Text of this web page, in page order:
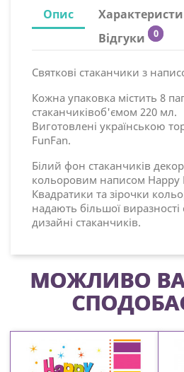
Опис
Відгуки
0
Святкові стаканчики з
Кожна упаковка містить 8
стаканчиківоб'ємом 220 мл.
Виготовлені українською
FunFan.
Білий фон стаканчиків
кольоровим написом Happy
Квадратики та зірочки
надають більшої
дизайні стаканчиків.
МОЖЛИВО